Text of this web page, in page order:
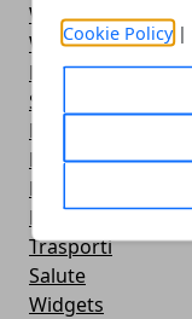
Cookie Policy |
Widget Orologio
Widget Meteo
Ricezione WiFi
Sport
Meteo
Rooting
Emulazione
Lg - Telefoni
Trasporti
Salute
Widgets